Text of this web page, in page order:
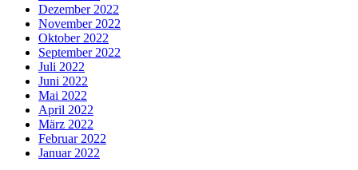
Dezember 2022
November 2022
Oktober 2022
September 2022
Juli 2022
Juni 2022
Mai 2022
April 2022
März 2022
Februar 2022
Januar 2022